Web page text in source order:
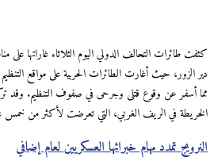
كثفت طائرات التحالف الدولي اليوم الثلاثاء غاراتها
دير الزور، حيث أغارت الطائرات الحربية على مواقع التنظيم
مما أسفر عن وقوع قتلى وجرحى في صفوف التنظيم. وقد
الخريطة في الريف الغربي، التي تعرضت لأكثر من خمس
النرويج تمدد مهام خبرائها العسكريين لعام إضافي